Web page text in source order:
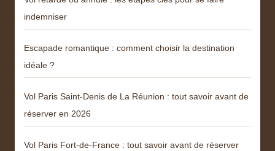
indemniser
Escapade romantique : comment choisir la destination
idéale ?
Vol Paris Saint-Denis de La Réunion : tout savoir avant de
réserver en 2026
Vol Paris Fort-de-France : tout savoir avant de réserver